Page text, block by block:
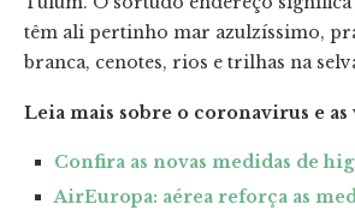
têm ali pertinho mar azulzíssimo,
branca, cenotes, rios e trilhas na
Leia mais sobre o coronavirus e as
Confira as novas medidas de
AirEuropa: aérea reforça as